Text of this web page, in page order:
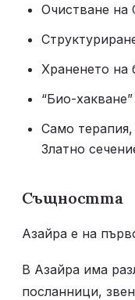
Очистване на
Храненето на
“Био-
Само
Златно
Същността
Азайра е на
В Азайра има
посланници,